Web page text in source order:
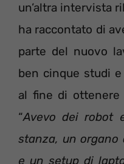
un’altra intervista
ha raccontato di
parte del nuovo
ben cinque studi
al fine di
“Avevo dei robot
stanza, un organo
e un setup di